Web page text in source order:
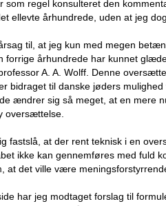
som regel konsulteret den
ellevte århundrede, uden at jeg
til, at jeg kun med megen
forrige århundrede har kunnet
A. A. Wolff. Denne
bidraget til danske jøders
ændrer sig så meget, at en mere
oversættelse.
fastslå, at der rent teknisk i en
ikke kan gennemføres med fuld
at det ville være
har jeg modtaget forslag til